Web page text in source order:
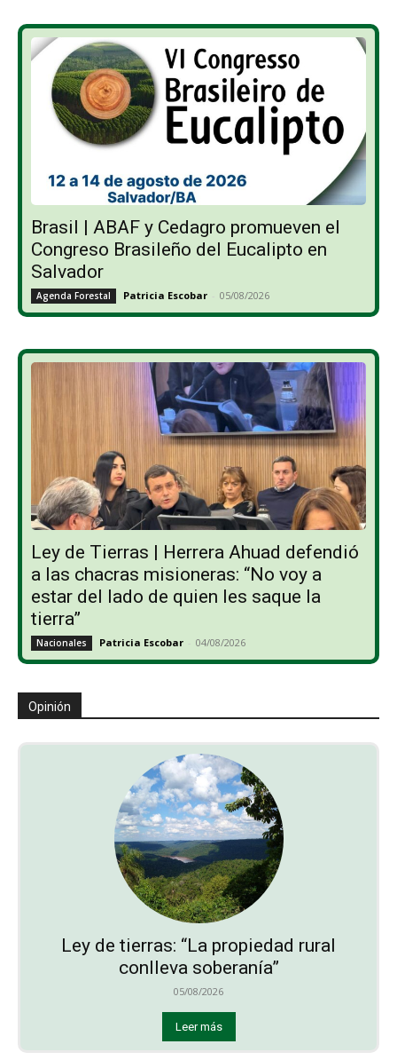
Brasil | ABAF y Cedagro promueven el
Congreso Brasileño del Eucalipto en
Salvador
Agenda Forestal Patricia Escobar - 05/08/2026
Ley de Tierras | Herrera Ahuad defendió
a las chacras misioneras: “No voy a
estar del lado de quien les saque la
tierra”
Nacionales Patricia Escobar - 04/08/2026
Opinión
Ley de tierras: “La propiedad rural
conlleva soberanía”
05/08/2026
Leer más